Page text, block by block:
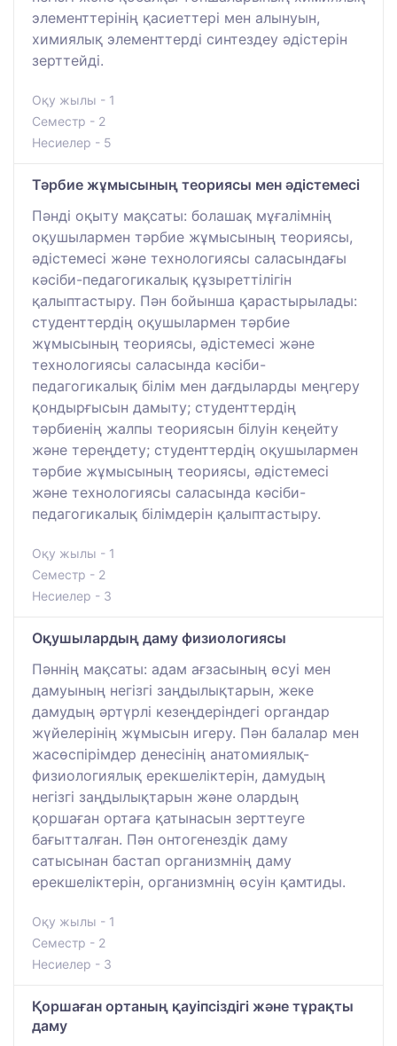
элементтерінің қасиеттері мен алынуын,
химиялық элементтерді синтездеу әдістерін
зерттейді.
Оқу жылы - 1
Семестр - 2
Несиелер - 5
Тәрбие жұмысының теориясы мен әдістемесі
Пәнді оқыту мақсаты: болашақ мұғалімнің
оқушылармен тәрбие жұмысының теориясы,
әдістемесі және технологиясы саласындағы
кәсіби-педагогикалық құзыреттілігін
қалыптастыру. Пән бойынша қарастырылады:
студенттердің оқушылармен тәрбие
жұмысының теориясы, әдістемесі және
технологиясы саласында кәсіби-
педагогикалық білім мен дағдыларды меңгеру
қондырғысын дамыту; студенттердің
тәрбиенің жалпы теориясын білуін кеңейту
және тереңдету; студенттердің оқушылармен
тәрбие жұмысының теориясы, әдістемесі
және технологиясы саласында кәсіби-
педагогикалық білімдерін қалыптастыру.
Оқу жылы - 1
Семестр - 2
Несиелер - 3
Оқушылардың даму физиологиясы
Пәннің мақсаты: адам ағзасының өсуі мен
дамуының негізгі заңдылықтарын, жеке
дамудың әртүрлі кезеңдеріндегі органдар
жүйелерінің жұмысын игеру. Пән балалар мен
жасөспірімдер денесінің анатомиялық-
физиологиялық ерекшеліктерін, дамудың
негізгі заңдылықтарын және олардың
қоршаған ортаға қатынасын зерттеуге
бағытталған. Пән онтогенездік даму
сатысынан бастап организмнің даму
ерекшеліктерін, организмнің өсуін қамтиды.
Оқу жылы - 1
Семестр - 2
Несиелер - 3
Қоршаған ортаның қауіпсіздігі және тұрақты
даму